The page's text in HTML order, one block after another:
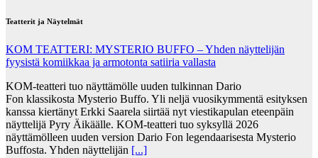
Teatterit ja Näytelmät
KOM TEATTERI: MYSTERIO BUFFO – Yhden näyttelijän
fyysistä komiikkaa ja armotonta satiiria vallasta
KOM-teatteri tuo näyttämölle uuden tulkinnan Dario
Fon klassikosta Mysterio Buffo. Yli neljä vuosikymmentä esityksen
kanssa kiertänyt Erkki Saarela siirtää nyt viestikapulan eteenpäin
näyttelijä Pyry Äikäälle. KOM-teatteri tuo syksyllä 2026
näyttämölleen uuden version Dario Fon legendaarisesta Mysterio
Buffosta. Yhden näyttelijän [...]